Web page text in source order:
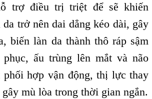
trợ điều trị triệt để sẽ khiến
da trở nên dai dẳng kéo dài, gây
biến làn da thành thô ráp sậm
ấu trùng lên mắt và não
phối hợp vận động, thị lực thay
mù lòa trong thời gian ngắn.